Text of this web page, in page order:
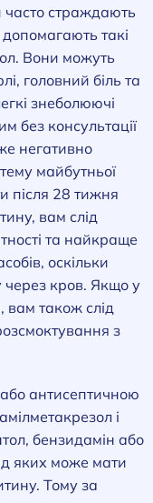
страждають
допомагають такі
Вони можуть
головний біль та
знеболюючі
без консультації
негативно
майбутньої
після 28 тижня
вам слід
та найкраще
оскільки
кров. Якщо у
вам також слід
з
антисептичною
і
бензидамін або
яких може мати
Тому за